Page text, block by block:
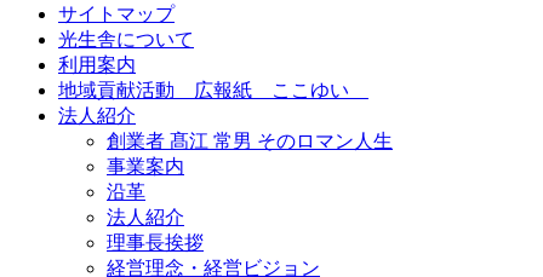
サイトマップ
光生舎について
利用案内
地域貢献活動 広報紙 ここゆい
法人紹介
創業者 髙江 常男 そのロマン人生
事業案内
沿革
法人紹介
理事長挨拶
経営理念・経営ビジョン